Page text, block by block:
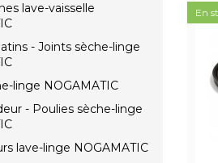
lave-vaisselle
- Joints sèche-linge
linge NOGAMATIC
- Poulies sèche-linge
lave-linge NOGAMATIC
En